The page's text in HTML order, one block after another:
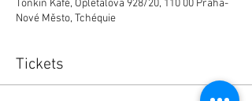
Tonkin Kafé, Opletalova 928/20, 110 00 Praha-
Nové Město, Tchéquie
Tickets